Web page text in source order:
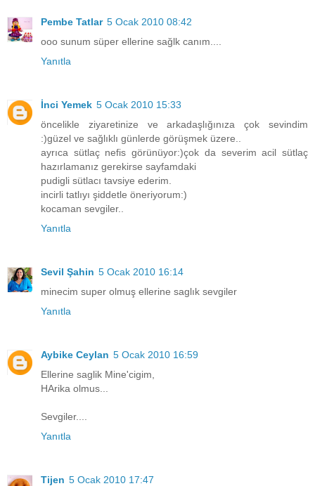
Pembe Tatlar 5 Ocak 2010 08:42
ooo sunum süper ellerine sağlk canım....
Yanıtla
İnci Yemek 5 Ocak 2010 15:33
öncelikle ziyaretinize ve arkadaşlığınıza çok sevindim
:)güzel ve sağlıklı günlerde görüşmek üzere..
ayrıca sütlaç nefis görünüyor:)çok da severim acil sütlaç
hazırlamanız gerekirse sayfamdaki
pudigli sütlacı tavsiye ederim.
incirli tatlıyı şiddetle öneriyorum:)
kocaman sevgiler..
Yanıtla
Sevil Şahin 5 Ocak 2010 16:14
minecim super olmuş ellerine saglık sevgiler
Yanıtla
Aybike Ceylan 5 Ocak 2010 16:59
Ellerine saglik Mine'cigim,
HArika olmus...
Sevgiler....
Yanıtla
Tijen 5 Ocak 2010 17:47